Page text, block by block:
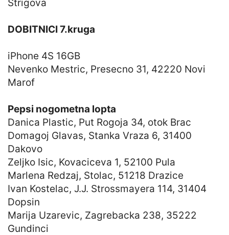
Strigova
DOBITNICI 7.kruga
iPhone 4S 16GB
Nevenko Mestric, Presecno 31, 42220 Novi
Marof
Pepsi nogometna lopta
Danica Plastic, Put Rogoja 34, otok Brac
Domagoj Glavas, Stanka Vraza 6, 31400
Dakovo
Zeljko Isic, Kovaciceva 1, 52100 Pula
Marlena Redzaj, Stolac, 51218 Drazice
Ivan Kostelac, J.J. Strossmayera 114, 31404
Dopsin
Marija Uzarevic, Zagrebacka 238, 35222
Gundinci